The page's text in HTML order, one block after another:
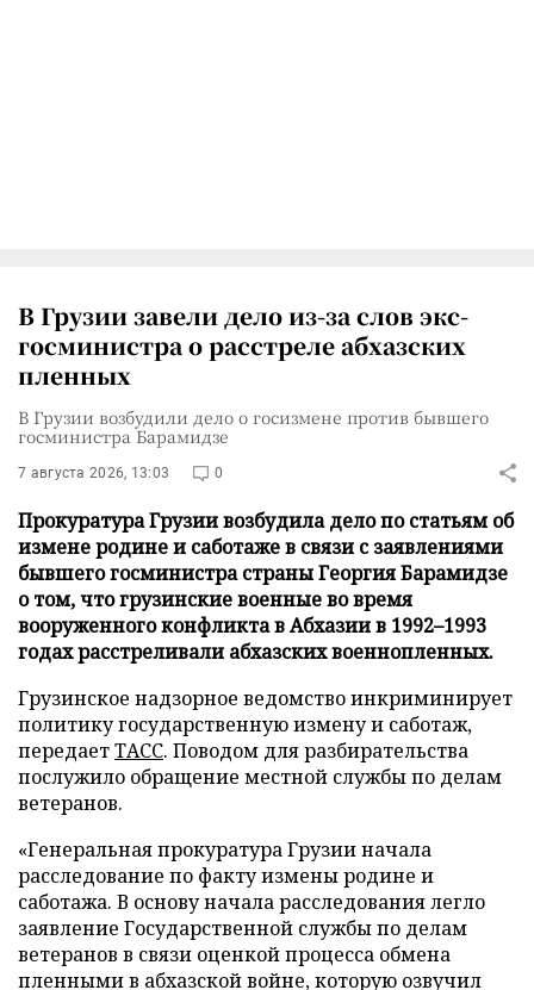
В Грузии завели дело из-за слов экс-
госминистра о расстреле абхазских
пленных
В Грузии возбудили дело о госизмене против бывшего
госминистра Барамидзе
7 августа 2026, 13:03 0
Прокуратура Грузии возбудила дело по статьям об
измене родине и саботаже в связи с заявлениями
бывшего госминистра страны Георгия Барамидзе
о том, что грузинские военные во время
вооруженного конфликта в Абхазии в 1992–1993
годах расстреливали абхазских военнопленных.
Грузинское надзорное ведомство инкриминирует
политику государственную измену и саботаж,
передаетТАСС. Поводом для разбирательства
послужило обращение местной службы по делам
ветеранов.
«Генеральная прокуратура Грузии начала
расследование по факту измены родине и
саботажа. В основу начала расследования легло
заявление Государственной службы по делам
ветеранов в связи оценкой процесса обмена
пленными в абхазской войне, которую озвучил